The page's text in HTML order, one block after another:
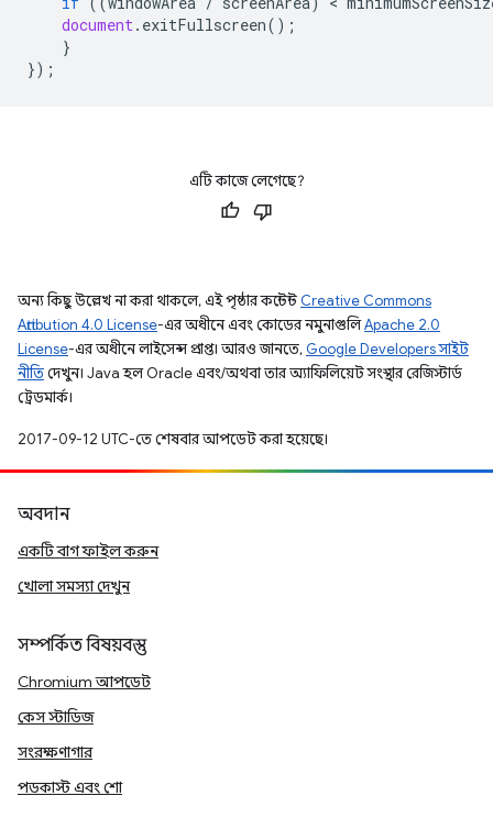
document. exitFullscreen();
}
});
এটি কাজে লেগেছে?
অন্য কিছু উল্লেখ না করা থাকলে, এই পৃষ্ঠার কন্টেন্ট Creative Commons
Attribution 4.0 License-এর অধীনে এবং কোডের নমুনাগুলিApache 2.0
License-এর অধীনে লাইসেন্স প্রাপ্ত। আরও জানতে, Google Developers সাইট
নীতিদেখুন। Java হল Oracle এবং/অথবা তার অ্যাফিলিয়েট সংস্থার রেজিস্টার্ড
ট্রেডমার্ক।
2017-09-12 UTC-তে শেষবার আপডেট করা হয়েছে।
অবদান
একটি বাগ ফাইল করুন
খোলা সমস্যা দেখুন
সম্পর্কিত বিষয়বস্তু
Chromium আপডেট
কেস স্টাডিজ
সংরক্ষণাগার
পডকাস্ট এবং শো